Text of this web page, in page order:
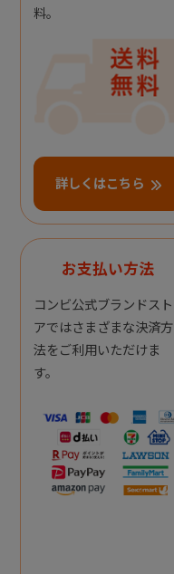
料。
詳しくはこちら
お支払い方法
コンビ公式ブランドスト
アではさまざまな決済方
法をご利用いただけま
す。